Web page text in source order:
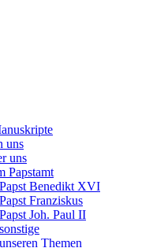
uns
uns
Papstamt
Benedikt XVI
Franziskus
Joh. Paul II
Themen